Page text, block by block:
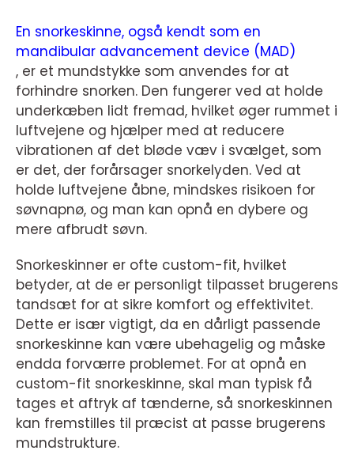
En snorkeskinne, også kendt som en
mandibular advancement device (MAD)
, er et mundstykke som anvendes for at
forhindre snorken. Den fungerer ved at holde
underkæben lidt fremad, hvilket øger rummet i
luftvejene og hjælper med at reducere
vibrationen af det bløde væv i svælget, som
er det, der forårsager snorkelyden. Ved at
holde luftvejene åbne, mindskes risikoen for
søvnapnø, og man kan opnå en dybere og
mere afbrudt søvn.
Snorkeskinner er ofte custom-fit, hvilket
betyder, at de er personligt tilpasset brugerens
tandsæt for at sikre komfort og effektivitet.
Dette er især vigtigt, da en dårligt passende
snorkeskinne kan være ubehagelig og måske
endda forværre problemet. For at opnå en
custom-fit snorkeskinne, skal man typisk få
tages et aftryk af tænderne, så snorkeskinnen
kan fremstilles til præcist at passe brugerens
mundstrukture.